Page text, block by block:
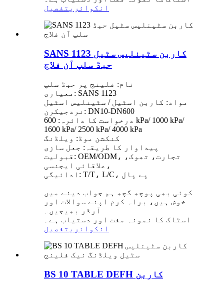
انکوائریتفصیل
SANS 1123 کاربن سٹینلیس سٹیل
حبڈ سلپ آن فلاج
نام: فلینج پر حبڈ سلپ
معیاری: SANS 1123
مواد: کاربن اسٹیل / سٹینلیس اسٹیل
نردجیکرن: DN10-DN600
درخواست کا دائرہ: 600 kPa/ 1000 kPa/
1600 kPa/ 2500 kPa/ 4000 kPa
کنکشن موڈ: ویلڈنگ
پیداوار کا طریقہ: جعل سازی
قبولیت: OEM/ODM، تجارت، تھوک،
علاقائی ایجنسی،
ادائیگی: T/T، L/C، پے پال
کوئی بھی پوچھ گچھ ہم جواب دینے میں
خوش ہیں، براہ کرم اپنے سوالات اور
آرڈر بھیجیں۔
اسٹاک کا نمونہ مفت اور دستیاب ہے۔
انکوائری تفصیل
BS 10 TABLE DEFH کاربن